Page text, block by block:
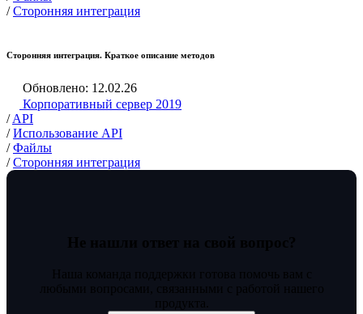
/ Сторонняя интеграция
Сторонняя интеграция. Краткое описание методов
Обновлено: 12.02.26
Корпоративный сервер 2019
/API
/ Использование API
/ Файлы
/ Сторонняя интеграция
Не нашли ответ на свой вопрос?
Наша команда поддержки готова помочь вам с
любыми вопросами, связанными с работой нашего
продукта.